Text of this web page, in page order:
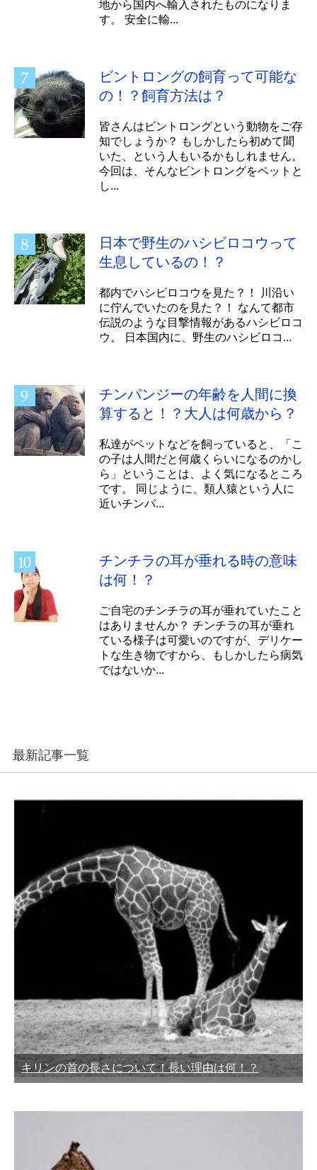
地から国内へ輸入されたものになりま
す。 安全に輸...
ビントロングの飼育って可能な
の！？飼育方法は？
皆さんはビントロングという動物をご存
知でしょうか？ もしかしたら初めて聞
いた、という人もいるかもしれません。
今回は、そんなビントロングをペットと
し...
日本で野生のハシビロコウって
生息しているの！？
都内でハシビロコウを見た？！ 川沿い
に佇んでいたのを見た？！ なんて都市
伝説のような目撃情報があるハシビロコ
ウ。 日本国内に、野生のハシビロコ...
チンパンジーの年齢を人間に換
算すると！？大人は何歳から？
私達がペットなどを飼っていると、「こ
の子は人間だと何歳くらいになるのかし
ら」ということは、よく気になるところ
です。 同じように、類人猿という人に
近いチンパ...
チンチラの耳が垂れる時の意味
は何！？
ご自宅のチンチラの耳が垂れていたこと
はありませんか？ チンチラの耳が垂れ
ている様子は可愛いのですが、デリケー
トな生き物ですから、もしかしたら病気
ではないか...
最新記事一覧
キリンの首の長さについて！長い理由は何！？